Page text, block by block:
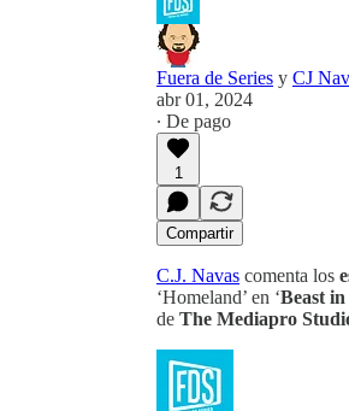
Fuera de Series y CJ
abr 01, 2024
∙ De pago
1
Compartir
C.J. Navas comenta los
‘Homeland’ en ‘Beast
de The Mediapro